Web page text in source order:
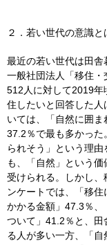
２．若い世代の意識と
最近の若い世代は田舎
一般社団法人「移住
512人に対して2019
住したいと回答した
いては、「自然に囲
37.2％で最も多かった
られそう」という理
も、「自然」という
受けられる。しかし
ンケートでは、「移
かかる金額」47.3％、
ついて」41.2％と、田
る人が多い一方、「